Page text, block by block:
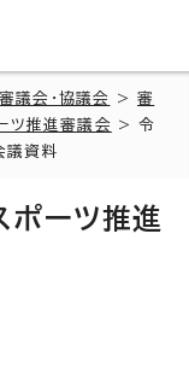
議会・協議会 >審
ツ推進審議会
> 令
議資料
ーツ推進